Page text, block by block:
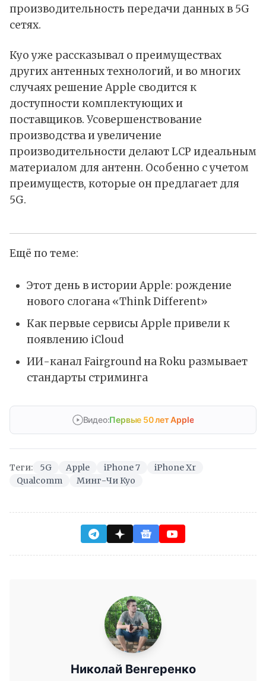
производительность передачи данных в 5G
сетях.
Куо уже рассказывал о преимуществах
других антенных технологий, и во многих
случаях решение Apple сводится к
доступности комплектующих и
поставщиков. Усовершенствование
производства и увеличение
производительности делают LCP идеальным
материалом для антенн. Особенно с учетом
преимуществ, которые он предлагает для
5G.
Ещё по теме:
Этот день в истории Apple: рождение
нового слогана «Think Different»
Как первые сервисы Apple привели к
появлению iCloud
ИИ-канал Fairground на Roku размывает
стандарты стриминга
Видео:Первые 50 лет Apple
Теги: 5G Apple iPhone 7
iPhone Xr
Qualcomm
Минг-Чи Куо
Николай Венгеренко